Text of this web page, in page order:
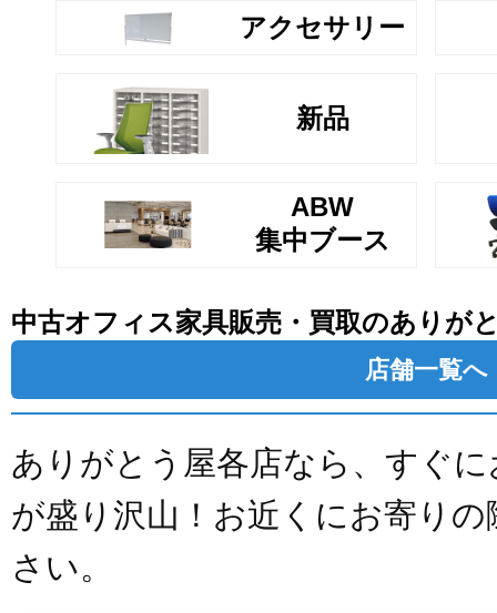
アクセサリー
新品
ABW
集中ブース
中古オフィス家具販売・買取のありが
店舗一覧へ
ありがとう屋各店なら、すぐ
が盛り沢山！お近くにお寄り
さい。